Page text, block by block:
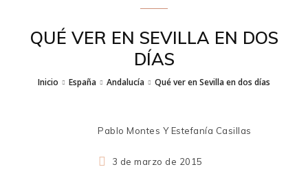
QUÉ VER EN SEVILLA EN DOS
DÍAS
Inicio España Andalucía Qué ver en Sevilla en dos días
Pablo Montes Y Estefanía Casillas
3 de marzo de 2015